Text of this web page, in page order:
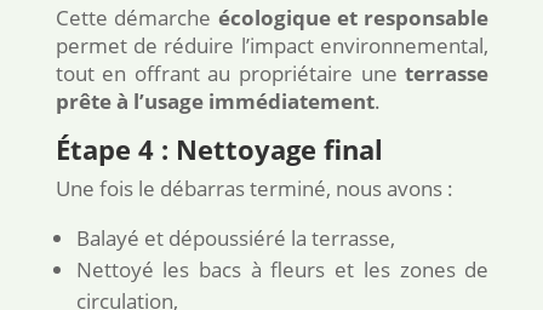
Cette démarche écologique et responsable
permet de réduire l’impact environnemental,
tout en offrant au propriétaire uneterrasse
prête à l’usage immédiatement.
Étape 4 : Nettoyage final
Une fois le débarras terminé, nous avons :
Balayé et dépoussiéré la terrasse,
Nettoyé les bacs à fleurs et les zones de
circulation,